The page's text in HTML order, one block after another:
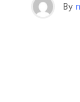
By